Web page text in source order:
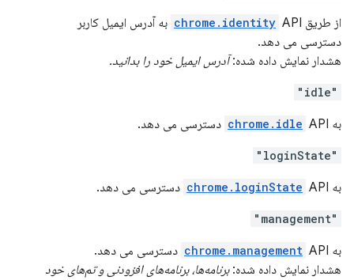
از طریق chrome.identity API به آدرس ایمیل کاربر
دسترسی می دهد.
هشدار نمایش داده شده:آدرس ایمیل خود را بدانید.
"idle"
به chrome.idle API دسترسی می دهد.
"loginState"
به chrome.loginState API دسترسی می دهد.
"management"
به chrome.management API دسترسی می دهد.
هشدار نمایش داده شده:برنامه‌ها، برنامه‌های افزودنی و تم‌های خود